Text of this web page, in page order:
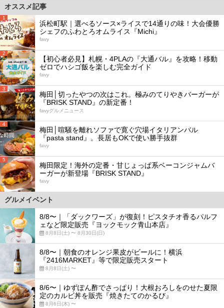
オススメ記事
1
浜松町駅｜選べるソース×ライスで14通りの味！大会優勝
シェフのふわとろオムライス『Michi』
favy
2
【初心者必見】札幌・4PLAの『大通バル』を攻略！移動
ゼロでハシゴ飯を楽しむ完全ガイド
favy
3
梅田│切ったやつの次はこれ。極みのてりやきバーガーが
『BRISK STAND』の新定番！
favyグルメニュース
4
梅田│喧騒を離れソファで寛ぐ穴場イタリアンバル
『pasta stand』。長居もOKで使い勝手抜群
favy
5
梅田限定！海外の定番・甘じょっぱ系ベーコンジャムバ
ーガーが新登場『BRISK STAND』
favy
グルメイベント
8/8〜｜「ダックワーズ」が復刻！ピスタチオ香るパルフ
ェなど限定販売『ヨックモック青山本店』
8月8日(土) 〜 8月30日(日)
8/8〜｜朝食のオレンジ果皮がビールに！横浜
『2416MARKET』等で限定販売スタート
8月8日(土) 〜
8/6〜｜ゆずぽん酢でさっぱり！大根おろしをのせた夏限
定のカルビ丼を販売『焼きたてのかるび』
8月6日(木) 〜